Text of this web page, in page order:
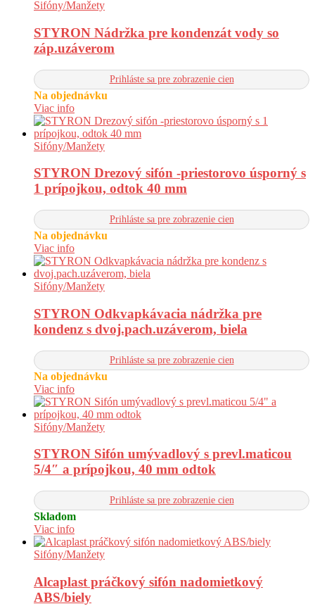
Sifóny/Manžety
STYRON Nádržka pre kondenzát vody so
záp.uzáverom
Prihláste sa pre zobrazenie cien
Na objednávku
Viac info
Sifóny/Manžety
STYRON Drezový sifón -priestorovo úsporný s
1 prípojkou, odtok 40 mm
Prihláste sa pre zobrazenie cien
Na objednávku
Viac info
Sifóny/Manžety
STYRON Odkvapkávacia nádržka pre
kondenz s dvoj.pach.uzáverom, biela
Prihláste sa pre zobrazenie cien
Na objednávku
Viac info
Sifóny/Manžety
STYRON Sifón umývadlový s prevl.maticou
5/4″ a prípojkou, 40 mm odtok
Prihláste sa pre zobrazenie cien
Skladom
Viac info
Sifóny/Manžety
Alcaplast práčkový sifón nadomietkový
ABS/biely